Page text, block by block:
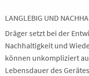
LANGLEBIG UND
Dräger setzt bei der
Nachhaltigkeit und
können unkompliziert
Lebensdauer des